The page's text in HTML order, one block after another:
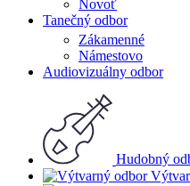
Novoť
Tanečný odbor
Zákamenné
Námestovo
Audiovizuálny odbor
Hudobný